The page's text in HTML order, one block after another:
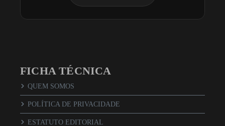
FICHA TÉCNICA
QUEM SOMOS
POLÍTICA DE PRIVACIDADE
ESTATUTO EDITORIAL